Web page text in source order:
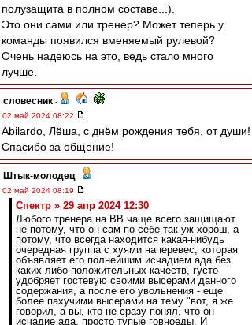
полузащита в полном составе...).
Это они сами или тренер? Может теперь у
команды появился вменяемый рулевой?
Очень надеюсь на это, ведь стало много
лучше.
словесник -
02 май 2024 08:22
Abilardo, Лёша, с днём рождения тебя, от души!
Спасибо за общение!
Штык-молодец -
02 май 2024 08:19
Спектр » 29 апр 2024 12:30
Любого тренера на ВВ чаще всего защищают
не потому, что он сам по себе так уж хорош, а
потому, что всегда находится какая-нибудь
очередная группа с хуями наперевес, которая
объявляет его полнейшим исчадием ада без
каких-либо положительных качеств, густо
удобряет гостевую своими высерами данного
содержания, а после его увольнения - еще
более пахучими высерами на тему "вот, я же
говорил, а вы, кто не сразу понял, что он
исчадие ада, просто тупые говноеды. И